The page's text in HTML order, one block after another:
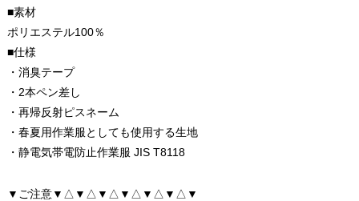
■素材
ポリエステル100％
■仕様
・消臭テープ
・2本ペン差し
・再帰反射ピスネーム
・春夏用作業服としても使用する生地
・静電気帯電防止作業服 JIS T8118
▼ご注意▼△▼△▼△▼△▼△▼△▼